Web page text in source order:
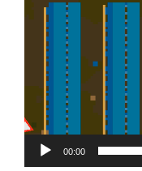
00:00